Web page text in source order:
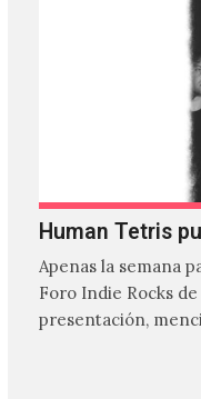
Human Tetris
Apenas la semana
Foro Indie Rocks
presentación,